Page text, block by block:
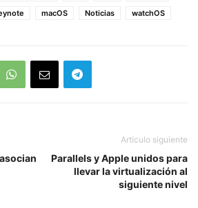
macOS Noticias watchOS
Artículo siguiente
Parallels y Apple unidos para
llevar la virtualización al
siguiente nivel